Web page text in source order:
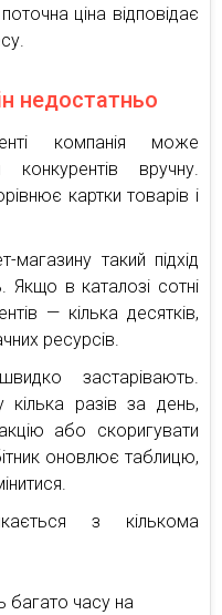
ціна відповідає
недостатньо
компанія може
конкурентів вручну.
картки товарів і
магазину такий підхід
Якщо в каталозі сотні
— кілька десятків,
ресурсів.
застарівають.
кілька разів за день,
або скоригувати
оновлює таблицю,
з кількома
багато часу на